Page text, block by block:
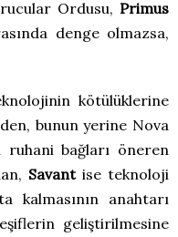
Ordusu, Primus
denge olmazsa,
kötülüklerine
bunun yerine Nova
bağları öneren
Savantise teknoloji
kalmasının anahtarı
geliştirilmesine